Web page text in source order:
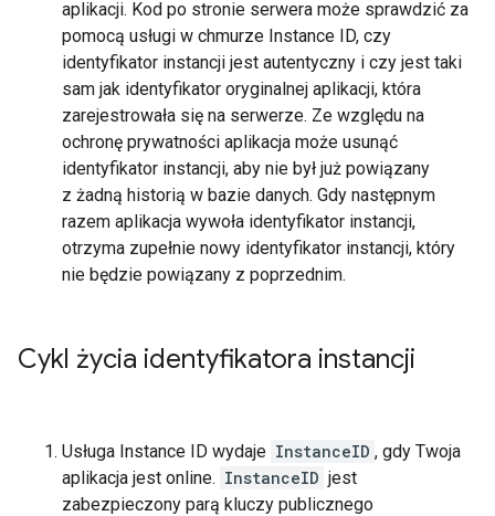
aplikacji. Kod po stronie serwera może sprawdzić za
pomocą usługi w chmurze Instance ID, czy
identyfikator instancji jest autentyczny i czy jest taki
sam jak identyfikator oryginalnej aplikacji, która
zarejestrowała się na serwerze. Ze względu na
ochronę prywatności aplikacja może usunąć
identyfikator instancji, aby nie był już powiązany
z żadną historią w bazie danych. Gdy następnym
razem aplikacja wywoła identyfikator instancji,
otrzyma zupełnie nowy identyfikator instancji, który
nie będzie powiązany z poprzednim.
Cykl życia identyfikatora instancji
Usługa Instance ID wydaje InstanceID , gdy Twoja
aplikacja jest online. InstanceID jest
zabezpieczony parą kluczy publicznego